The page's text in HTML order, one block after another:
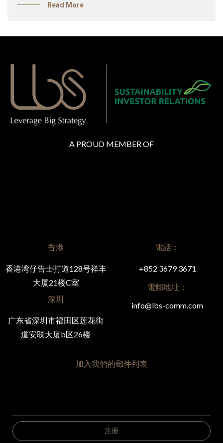
Read More
A PROUD MEMBER OF
香港
香港湾仔告士打道128号祥丰
大厦21楼C室
深圳
广东省深圳市福田区莲花街
道安联大厦b区26楼
電話：
+852 3679 3671
電郵地址：
info@lbs-comm.com
加入我們的郵件列表